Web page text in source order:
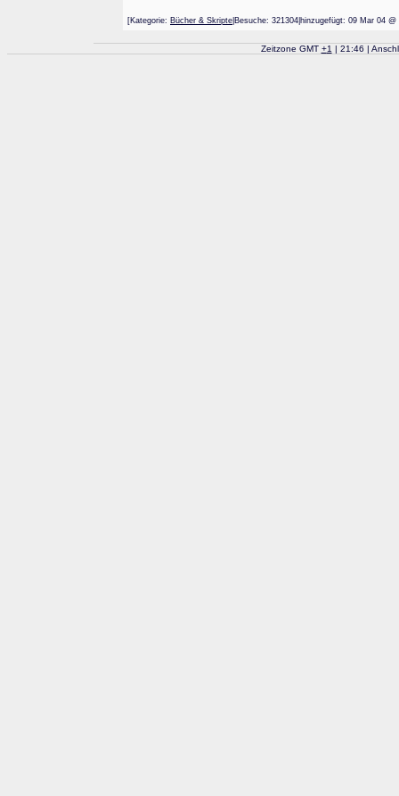
[Kategorie: Bücher & Skripte |Besuche: 321304|hinzugefügt: 09 Mar
Zeitzone GMT +1 | 21:46 |